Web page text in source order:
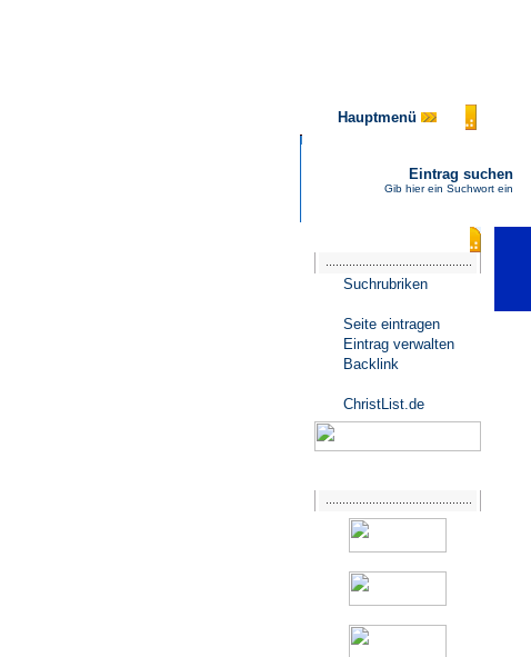
Hauptmenü
Eintrag suchen
Gib hier ein Suchwort ein
Suchrubriken
Seite eintragen
Eintrag verwalten
Backlink
ChristList.de